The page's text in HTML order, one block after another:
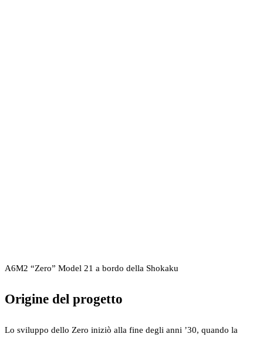
A6M2 “Zero” Model 21 a bordo della Shokaku
Origine del progetto
Lo sviluppo dello Zero iniziò alla fine degli anni ’30, quando la